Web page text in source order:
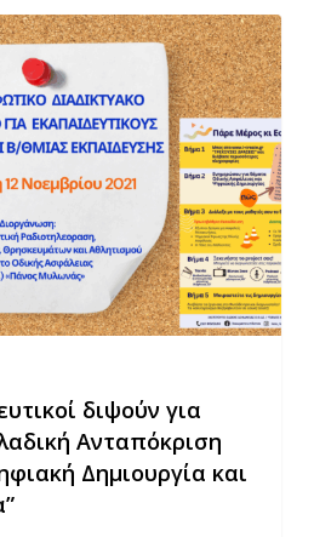
διψούν για
Ανταπόκριση
Δημιουργία και